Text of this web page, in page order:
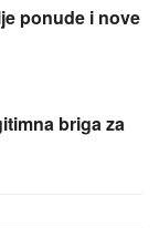
ponude i nove
briga za